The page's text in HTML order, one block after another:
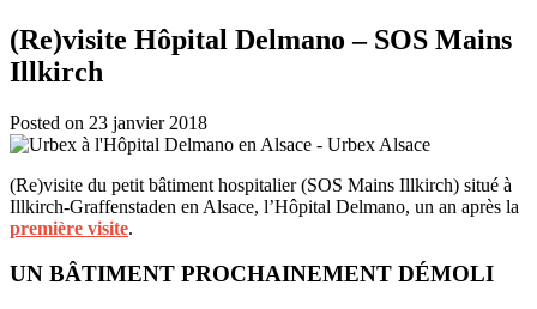
(Re)visite Hôpital Delmano – SOS Mains
Illkirch
Posted on 23 janvier 2018
(Re)visite du petit bâtiment hospitalier (SOS Mains Illkirch) situé à
Illkirch-Graffenstaden en Alsace, l’Hôpital Delmano, un an après la
première visite.
UN BÂTIMENT PROCHAINEMENT DÉMOLI